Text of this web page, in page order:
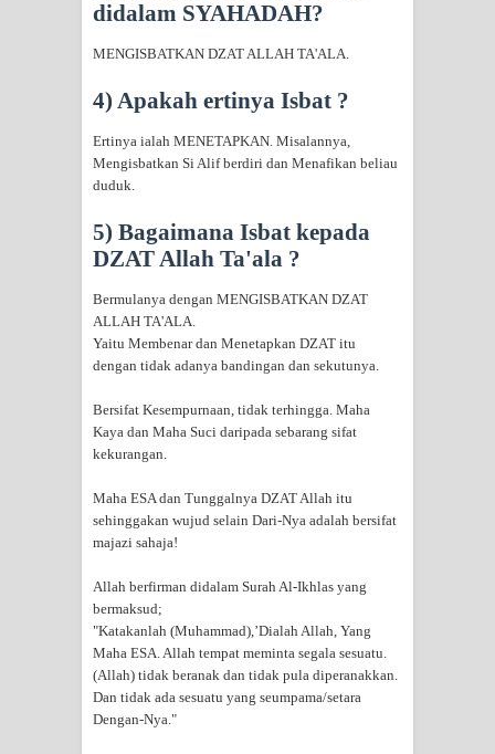
HATI
Pada Pakaian, Tetapi Pada Qalbi"
Secara Biologis Manusia itu Sama,
Dengan Tingkat Kesadaran yang
SYUHUD, DAN MANUNGGALING
KAWULA GUSTI
WAHDATUL WUJUD ITU APA..??
didalam SYAHADAH?
MENGISBATKAN DZAT ALLAH TA'ALA.
4) Apakah ertinya Isbat ?
Ertinya ialah MENETAPKAN. Misalannya,
Mengisbatkan Si Alif berdiri dan Menafikan beliau
duduk.
5) Bagaimana Isbat kepada
DZAT Allah Ta'ala ?
Bermulanya dengan MENGISBATKAN DZAT
ALLAH TA'ALA.
Yaitu Membenar dan Menetapkan DZAT itu
dengan tidak adanya bandingan dan sekutunya.
Bersifat Kesempurnaan, tidak terhingga. Maha
Kaya dan Maha Suci daripada sebarang sifat
kekurangan.
Maha ESA dan Tunggalnya DZAT Allah itu
sehinggakan wujud selain Dari-Nya adalah bersifat
majazi sahaja!
Allah berfirman didalam Surah Al-Ikhlas yang
bermaksud;
"Katakanlah (Muhammad),’Dialah Allah, Yang
Maha ESA. Allah tempat meminta segala sesuatu.
(Allah) tidak beranak dan tidak pula diperanakkan.
Dan tidak ada sesuatu yang seumpama/setara
Dengan-Nya."